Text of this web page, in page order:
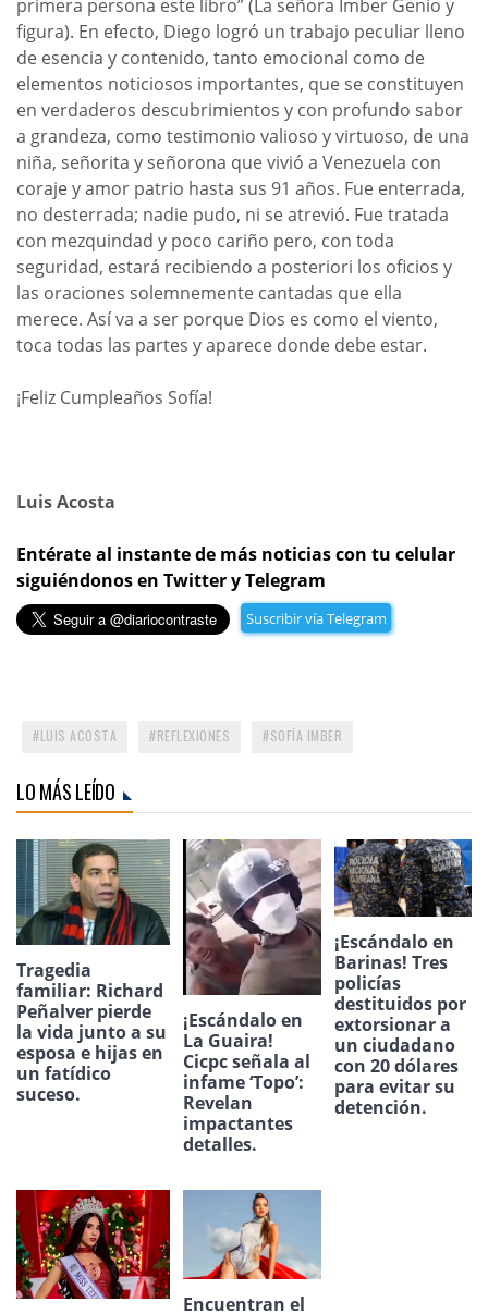
primera persona este libro” (La señora Imber Genio y
figura). En efecto, Diego logró un trabajo peculiar lleno
de esencia y contenido, tanto emocional como de
elementos noticiosos importantes, que se constituyen
en verdaderos descubrimientos y con profundo sabor
a grandeza, como testimonio valioso y virtuoso, de una
niña, señorita y señorona que vivió a Venezuela con
coraje y amor patrio hasta sus 91 años. Fue enterrada,
no desterrada; nadie pudo, ni se atrevió. Fue tratada
con mezquindad y poco cariño pero, con toda
seguridad, estará recibiendo a posteriori los oficios y
las oraciones solemnemente cantadas que ella
merece. Así va a ser porque Dios es como el viento,
toca todas las partes y aparece donde debe estar.
¡Feliz Cumpleaños Sofía!
Luis Acosta
Entérate al instante de más noticias con tu celular
siguiéndonos en Twitter y Telegram
Suscribir vía Telegram
LUIS ACOSTA REFLEXIONES SOFÍA IMBER
LO MÁS LEÍDO
Tragedia
familiar: Richard
Peñalver pierde
la vida junto a su
esposa e hijas en
un fatídico
suceso.
¡Escándalo en
La Guaira!
Cicpc señala al
infame ‘Topo’:
Revelan
impactantes
detalles.
¡Escándalo en
Barinas! Tres
policías
destituidos por
extorsionar a
un ciudadano
con 20 dólares
para evitar su
detención.
Encuentran el